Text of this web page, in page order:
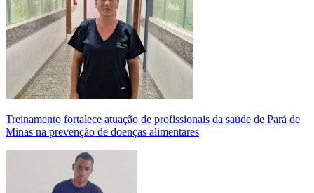
Treinamento fortalece atuação de profissionais da saúde de Pará de
Minas na prevenção de doenças alimentares